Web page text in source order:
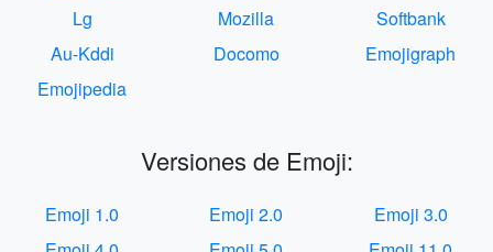
Lg
Mozilla
Softbank
Au-Kddi
Docomo
Emojigraph
Emojipedia
Versiones de Emoji:
Emoji 1.0 Emoji 2.0
Emoji 3.0